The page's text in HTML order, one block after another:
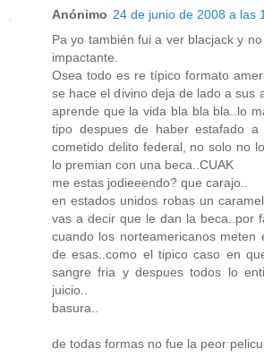
Anónimo 24 de junio de 2008 a las
Pa yo también fui a ver blacjack y
impactante.
Osea todo es re típico formato
se hace el divino deja de lado a sus
aprende que la vida bla bla bla..lo
tipo despues de haber estafado a
cometido delito federal, no solo no
lo premian con una beca..CUAK
me estas jodieeendo? que carajo..
en estados unidos robas un
vas a decir que le dan la beca..por
cuando los norteamericanos meten
de esas..como el tipico caso en
sangre fria y despues todos lo
juicio..
basura..
de todas formas no fue la peor